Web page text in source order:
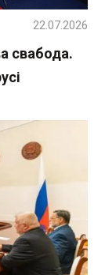
свабода.
22.07.2026